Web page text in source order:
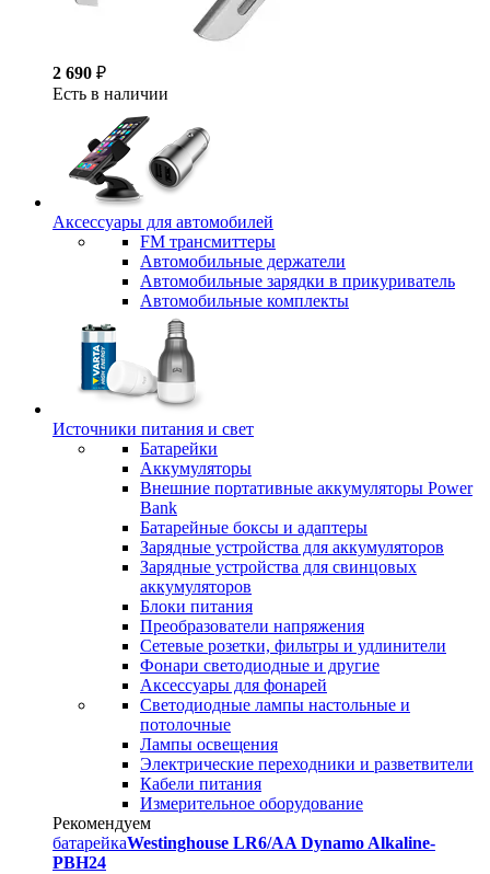
2 690 ₽
Есть в наличии
Аксессуары для автомобилей
FM трансмиттеры
Автомобильные держатели
Автомобильные зарядки в прикуриватель
Автомобильные комплекты
Источники питания и свет
Батарейки
Аккумуляторы
Внешние портативные аккумуляторы Power
Bank
Батарейные боксы и адаптеры
Зарядные устройства для аккумуляторов
Зарядные устройства для свинцовых
аккумуляторов
Блоки питания
Преобразователи напряжения
Сетевые розетки, фильтры и удлинители
Фонари светодиодные и другие
Аксессуары для фонарей
Светодиодные лампы настольные и
потолочные
Лампы освещения
Электрические переходники и разветвители
Кабели питания
Измерительное оборудование
Рекомендуем
батарейкаWestinghouse LR6/AA Dynamo Alkaline-
PBH24